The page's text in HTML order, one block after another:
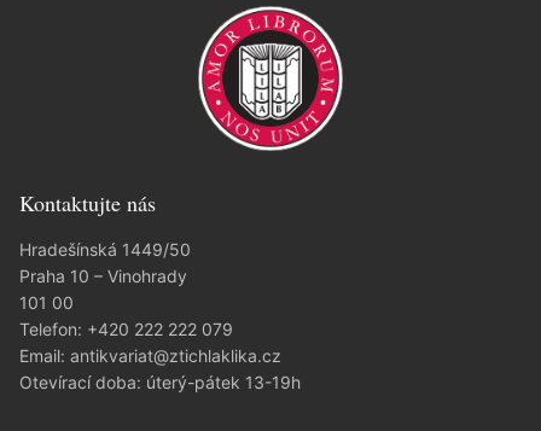
Kontaktujte nás
Hradešínská 1449/50
Praha 10 – Vinohrady
101 00
Telefon: +420 222 222 079
Email: antikvariat@ztichlaklika.cz
Otevírací doba: úterý-pátek 13-19h